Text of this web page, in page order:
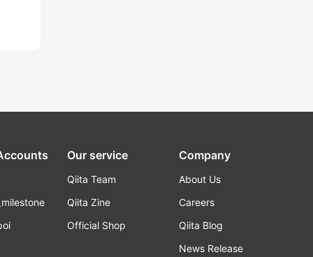
Our service
Qiita Team
Qiita Zine
Official Shop
Company
About Us
Careers
Qiita Blog
News Release